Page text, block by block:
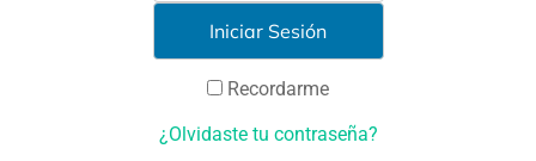
Recordarme
¿Olvidaste tu contraseña?